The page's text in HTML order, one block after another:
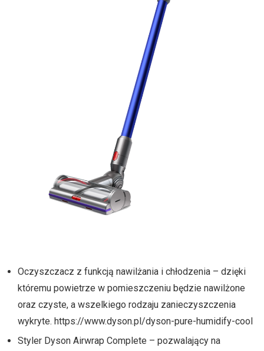
Oczyszczacz z funkcją nawilżania i chłodzenia – dzięki
któremu powietrze w pomieszczeniu będzie nawilżone
oraz czyste, a wszelkiego rodzaju zanieczyszczenia
wykryte. https://www.dyson.pl/dyson-pure-humidify-cool
Styler Dyson Airwrap Complete – pozwalający na